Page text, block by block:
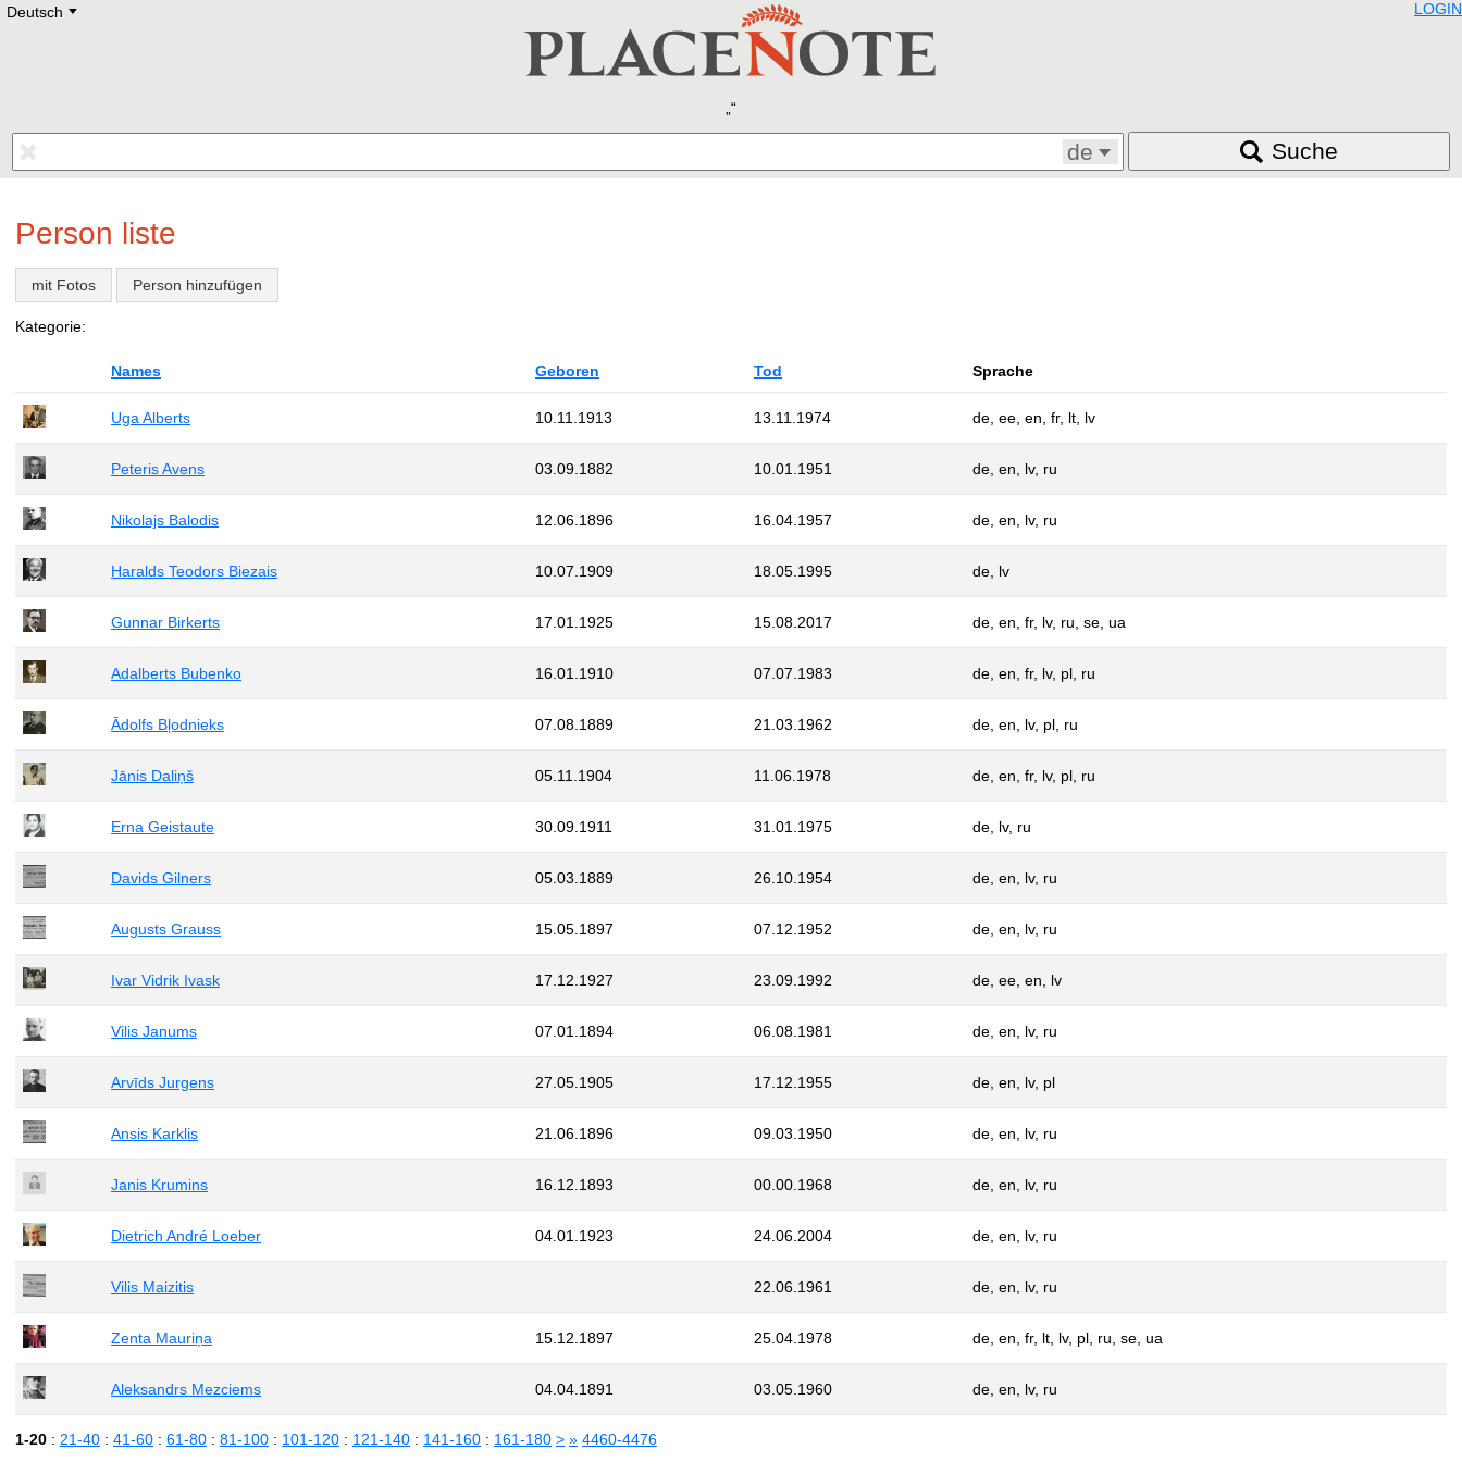
Deutsch E
Deutsch
Polski
Hebrew
LOGIN
de Suche
Person liste
mit Fotos Person hinzufügen
Kategorie:
Names Geboren Tod Sprache
Uga Alberts 10.11.1913 13.11.1974 de, ee, en, fr, lt, lv
Peteris Avens 03.09.1882 10.01.1951 de, en, lv, ru
Nikolajs Balodis 12.06.1896 16.04.1957 de, en, lv, ru
Haralds Teodors Biezais 10.07.1909 18.05.1995 de, lv
Gunnar Birkerts 17.01.1925 15.08.2017 de, en, fr, lv, ru, se, ua
Adalberts Bubenko 16.01.1910 07.07.1983 de, en, fr, lv, pl, ru
Ādolfs Bļodnieks 07.08.1889 21.03.1962 de, en, lv, pl, ru
Jānis Daliņš 05.11.1904 11.06.1978 de, en, fr, lv, pl, ru
Erna Geistaute 30.09.1911 31.01.1975 de, lv, ru
Davids Gilners 05.03.1889 26.10.1954 de, en, lv, ru
Augusts Grauss 15.05.1897 07.12.1952 de, en, lv, ru
Ivar Vidrik Ivask 17.12.1927 23.09.1992 de, ee, en, lv
Vilis Janums 07.01.1894 06.08.1981 de, en, lv, ru
Arvīds Jurgens 27.05.1905 17.12.1955 de, en, lv, pl
Ansis Karklis 21.06.1896 09.03.1950 de, en, lv, ru
Janis Krumins 16.12.1893 00.00.1968 de, en, lv, ru
Dietrich André Loeber 04.01.1923 24.06.2004 de, en, lv, ru
Vilis Maizitis 22.06.1961 de, en, lv, ru
Zenta Mauriņa 15.12.1897 25.04.1978 de, en, fr, lt, lv, pl, ru, se, ua
Aleksandrs Mezciems 04.04.1891 03.05.1960 de, en, lv, ru
1-20 : 21-40 : 41-60 : 61-80 : 81-100 : 101-120 : 121-140 : 141-160 : 161-180 > » 4460-4476